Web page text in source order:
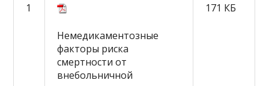
1
Немедикаментозные
факторы риска
смертности от
внебольничной
171 КБ